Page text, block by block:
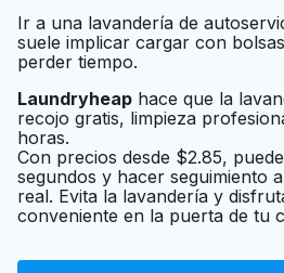
Ir a una lavandería de
suele implicar cargar con
perder tiempo.
Laundryheap hace que la
recojo gratis, limpieza
horas.
Con precios desde $2.85,
segundos y hacer seguimiento
real. Evita la lavandería y
conveniente en la puerta de tu